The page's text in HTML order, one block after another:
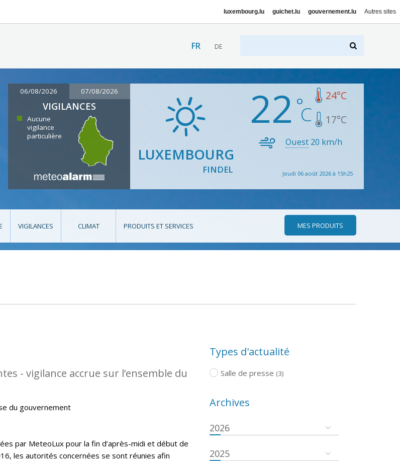
luxembourg.lu guichet.lu gouvernement.lu Autres sites
FR DE
06/08/2026 07/08/2026
VIGILANCES
Aucune
vigilance
particulière
LUXEMBOURG
FINDEL
22 24°C
17°C
Ouest 20 km/h
Jeudi 06 août 2026 à 15h25
VIGILANCES CLIMAT PRODUITS ET SERVICES MES PRODUITS
- vigilance accrue sur l’ensemble du
du gouvernement
par MeteoLux pour la fin d’après-midi et début de
les autorités concernées se sont réunies afin
Types d'actualité
Salle de presse (3)
Archives
2026
2025